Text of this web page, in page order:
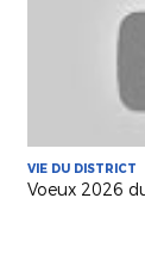
VIE DU DISTRICT